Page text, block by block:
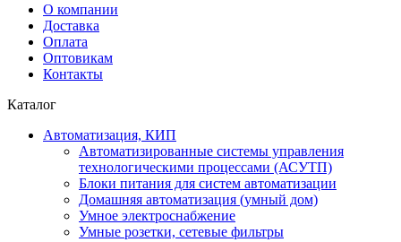
О компании
Доставка
Оплата
Оптовикам
Контакты
Каталог
Автоматизация, КИП
Автоматизированные системы управления
технологическими процессами (АСУТП)
Блоки питания для систем автоматизации
Домашняя автоматизация (умный дом)
Умное электроснабжение
Умные розетки, сетевые фильтры